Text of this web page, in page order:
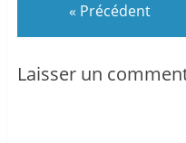
« Précédent
Laisser un